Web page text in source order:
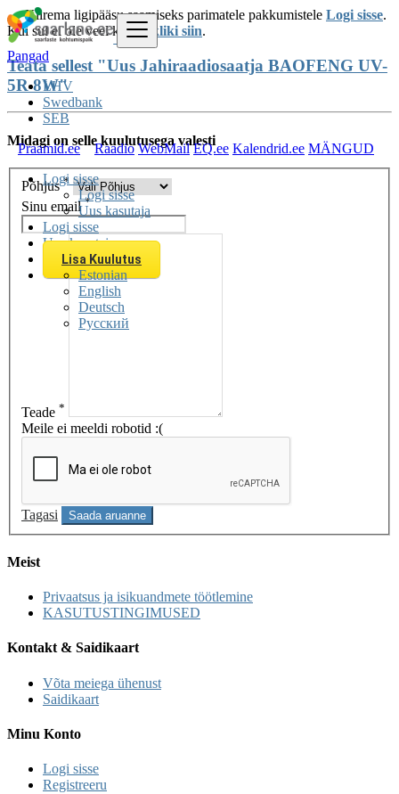
Pangad
LHV
Swedbank
SEB
Praamid.ee
Raadio WebMail EQ.ee Kalendrid.ee MÄNGUD
Logi sisse
Logi sisse
Uus kasutaja
Logi sisse
Uus kasutaja
Lisa Kuulutus
Estonian
English
Deutsch
Русский
Kiirema ligipääsu saamiseks parimatele pakkumistele Logi sisse.
Kui sul ei ole veel kontot
kliki siin.
Teata sellest "Uus Jahiraadiosaatja BAOFENG UV-
5R 8W"
Midagi on selle kuulutusega valesti
Põhjus*
Sinu email*
Teade *
Meile ei meeldi robotid :(
Tagasi Saada aruanne
Meist
Privaatsus ja isikuandmete töötlemine
KASUTUSTINGIMUSED
Kontakt & Saidikaart
Võta meiega ühenust
Saidikaart
Minu Konto
Logi sisse
Registreeru